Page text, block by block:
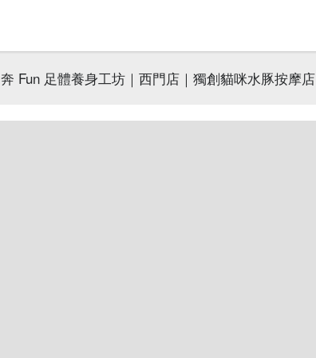
奔 Fun 足體養身工坊｜西門店｜獨創貓咪水豚按摩店